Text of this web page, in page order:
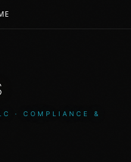
· COMPLIANCE &